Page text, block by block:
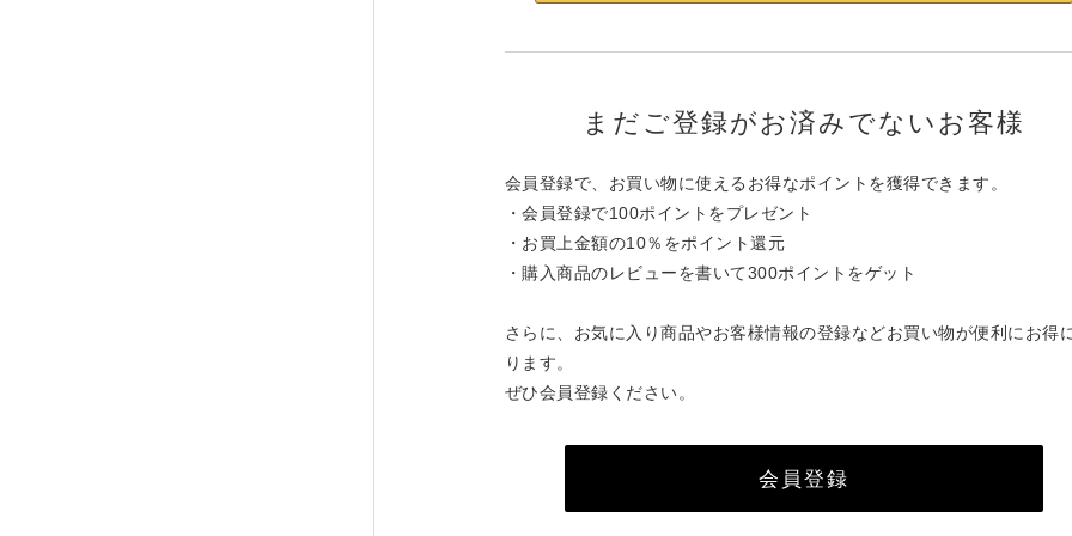
まだご登録がお済みでないお客様
会員登録で、お買い物に使えるお得なポイントを獲得できます。
・会員登録で100ポイントをプレゼント
・お買上金額の10％をポイント還元
・購入商品のレビューを書いて300ポイントをゲット
さらに、お気に入り商品やお客様情報の登録などお買い物が便利にお得
ります。
ぜひ会員登録ください。
会員登録